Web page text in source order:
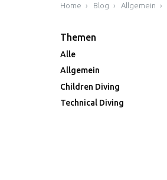
Home Blog Allgemein
Themen
Alle
Allgemein
Children Diving
Technical Diving